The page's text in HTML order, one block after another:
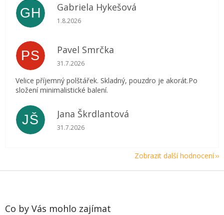
GH Gabriela Hykešová
Hodnocení obchodu je 5 z 5 hvězdiček.
1.8.2026
PS Pavel Smrčka
Hodnocení obchodu je 5 z 5 hvězdiček.
31.7.2026
Velice příjemný polštářek. Skladný, pouzdro je akorát.Po
složení minimalistické balení.
JŠ Jana Škrdlantová
Hodnocení obchodu je 5 z 5 hvězdiček.
31.7.2026
Zobrazit další hodnocení
Z
Co by Vás mohlo zajímat